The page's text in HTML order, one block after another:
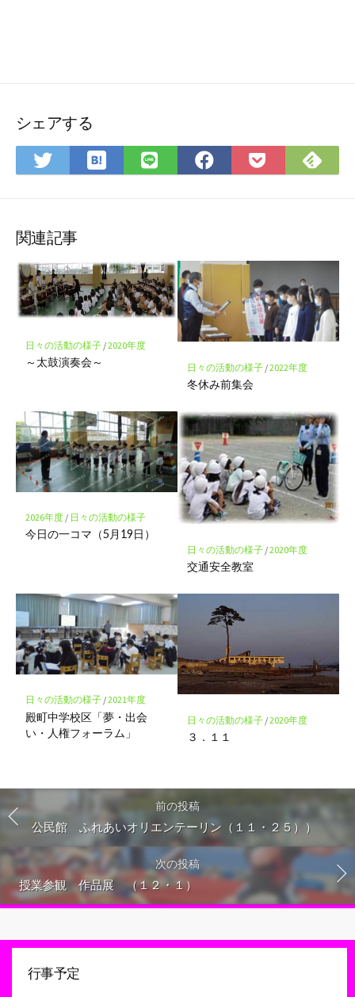
シェアする
Twitter
で
ア
は
て
マ
ー
ク
保
LINE
で
Facebook
で
Pocket
に
で
関連記事
日々の活動の様子/2020年度
～太鼓演奏会～ 日々の活動の様子/2022年度
冬休み前集会
2026年度/ 日々の活動の様子
今日の一コマ（5月19日）
日々の活動の様子/2020年度
交通安全教室
日々の活動の様子/2021年度
殿町中学校区「夢・出会
い・人権フォーラム」
日々の活動の様子/2020年度
３．１１
前の投稿
公民館 ふれあいオリエンテーリン（１１・２５））
次の投稿
授業参観 作品展 （１２・１）
行事予定